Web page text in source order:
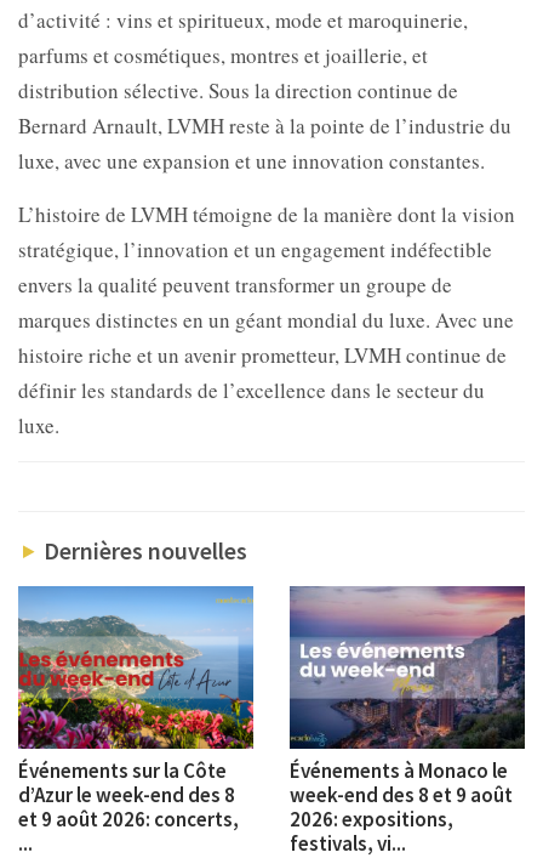
d’activité : vins et spiritueux, mode et maroquinerie,
parfums et cosmétiques, montres et joaillerie, et
distribution sélective. Sous la direction continue de
Bernard Arnault, LVMH reste à la pointe de l’industrie du
luxe, avec une expansion et une innovation constantes.
L’histoire de LVMH témoigne de la manière dont la vision
stratégique, l’innovation et un engagement indéfectible
envers la qualité peuvent transformer un groupe de
marques distinctes en un géant mondial du luxe. Avec une
histoire riche et un avenir prometteur, LVMH continue de
définir les standards de l’excellence dans le secteur du
luxe.
Dernières nouvelles
Événements sur la Côte
d’Azur le week-end des 8
et 9 août 2026: concerts,
...
Événements à Monaco le
week-end des 8 et 9 août
2026: expositions,
festivals, vi...